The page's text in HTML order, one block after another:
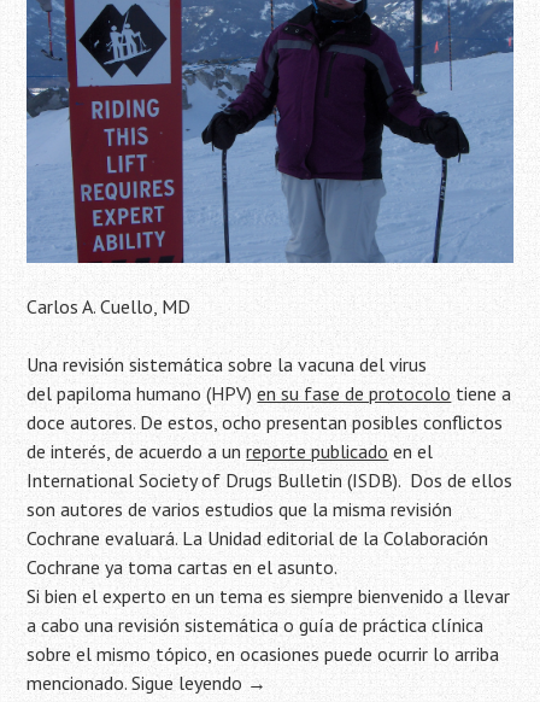
Carlos A. Cuello, MD
Una revisión sistemática sobre la vacuna del virus
del papiloma humano (HPV)en su fase de protocolo tiene a
doce autores. De estos, ocho presentan posibles conflictos
de interés, de acuerdo a unreporte publicado en el
International Society of Drugs Bulletin (ISDB). Dos de ellos
son autores de varios estudios que la misma revisión
Cochrane evaluará. La Unidad editorial de la Colaboración
Cochrane ya toma cartas en el asunto.
Si bien el experto en un tema es siempre bienvenido a llevar
a cabo una revisión sistemática o guía de práctica clínica
sobre el mismo tópico, en ocasiones puede ocurrir lo arriba
mencionado.Sigue leyendo →